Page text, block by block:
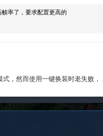
率了，要求配置更高的
，然而使用一键换装时老失败